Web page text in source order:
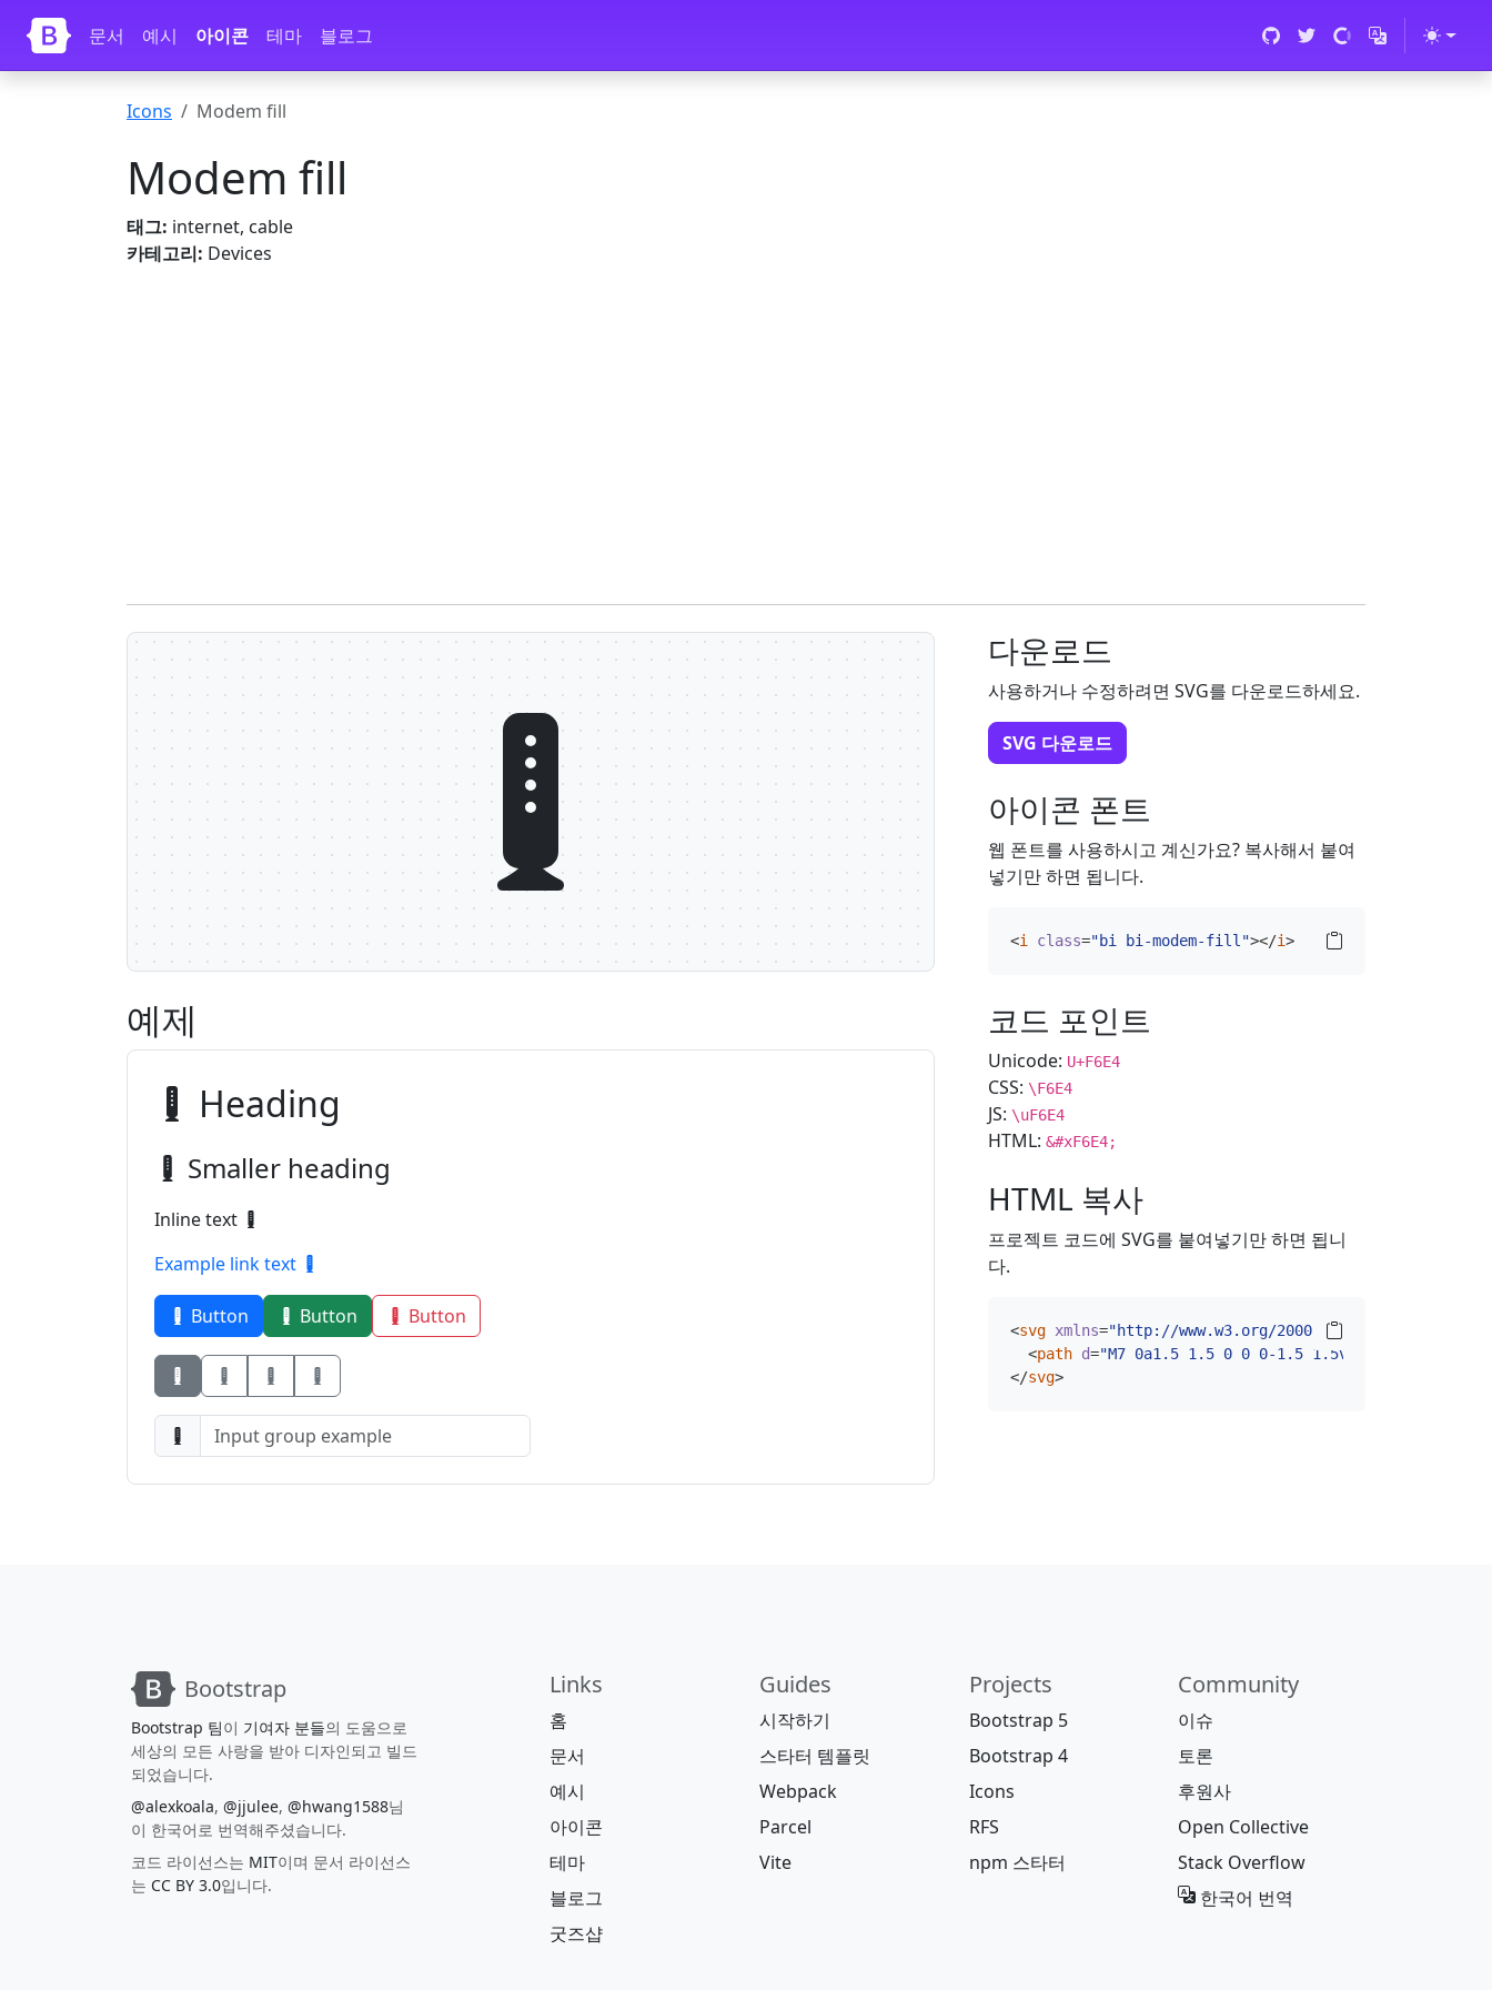
내용으로 건너뛰기
문서
예시 아이콘 테마 블로그
Icons Modem fill
Modem fill
태그: internet, cable
카테고리: Devices
예제
Heading
Smaller heading
Inline text
Example link text
Button Button Button
ButtonButtonButton
다운로드
사용하거나 수정하려면 SVG를 다운로드하세요.
SVG 다운로드
아이콘 폰트
웹 폰트를 사용하시고 계신가요? 복사해서 붙여
넣기만 하면 됩니다.
<i class="bi bi-modem-fill"></i>
코드 포인트
Unicode: U+F6E4
CSS: \F6E4
JS: \uF6E4
HTML: &#xF6E4;
HTML 복사
프로젝트 코드에 SVG를 붙여넣기만 하면 됩니
다.
<svg xmlns="http://www.w3.org/2000/svg"
<path d="M7 0a1.5 1.5 0 0 0-1.5 1.5v11a1.5 1.5 0 0
</svg>
Bootstrap
Bootstrap 팀이 기여자 분들의 도움으로
세상의 모든 사랑을 받아 디자인되고 빌드
되었습니다.
@alexkoala, @jjulee, @hwang1588님
이 한국어로 번역해주셨습니다.
코드 라이선스는 MIT이며 문서 라이선스
는 CC BY 3.0입니다.
Links
홈
문서
예시
아이콘
테마
블로그
굿즈샵
Guides
시작하기
스타터 템플릿
Webpack
Parcel
Vite
Projects
Bootstrap 5
Bootstrap 4
Icons
RFS
npm 스타터
Community
이슈
토론
후원사
Open Collective
Stack Overflow
한국어 번역